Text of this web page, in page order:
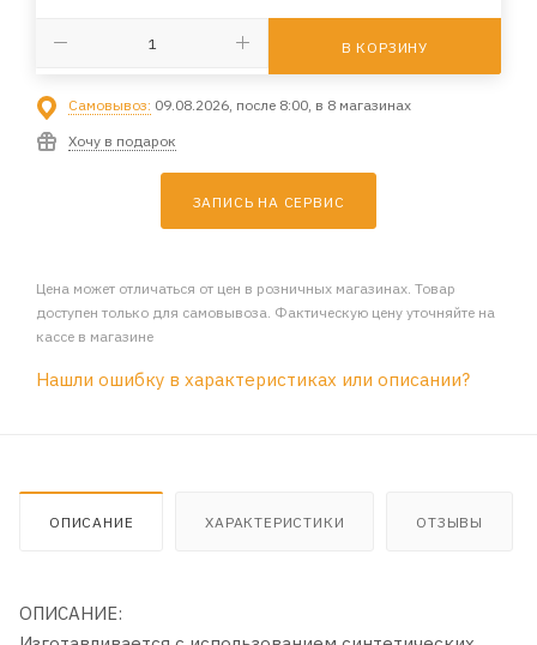
В КОРЗИНУ
Самовывоз: 09.08.2026, после 8:00, в 8 магазинах
Хочу в подарок
ЗАПИСЬ НА СЕРВИС
Цена может отличаться от цен в розничных магазинах. Товар
доступен только для самовывоза. Фактическую цену уточняйте на
кассе в магазине
Нашли ошибку в характеристиках или описании?
ОПИСАНИЕ ХАРАКТЕРИСТИКИ ОТЗЫВЫ
ОПИСАНИЕ: